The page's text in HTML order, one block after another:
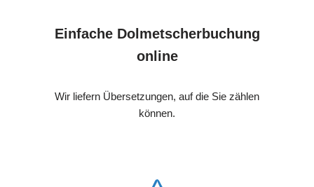
Einfache Dolmetscherbuchung
online
Wir liefern Übersetzungen, auf die Sie zählen
können.